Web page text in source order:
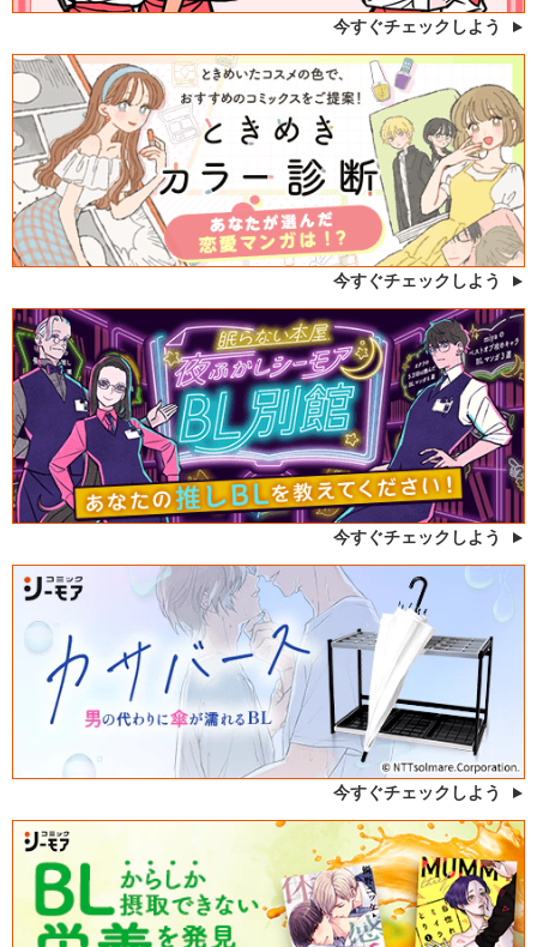
今すぐチェックしよう
今すぐチェックしよう
今すぐチェックしよう
今すぐチェックしよう